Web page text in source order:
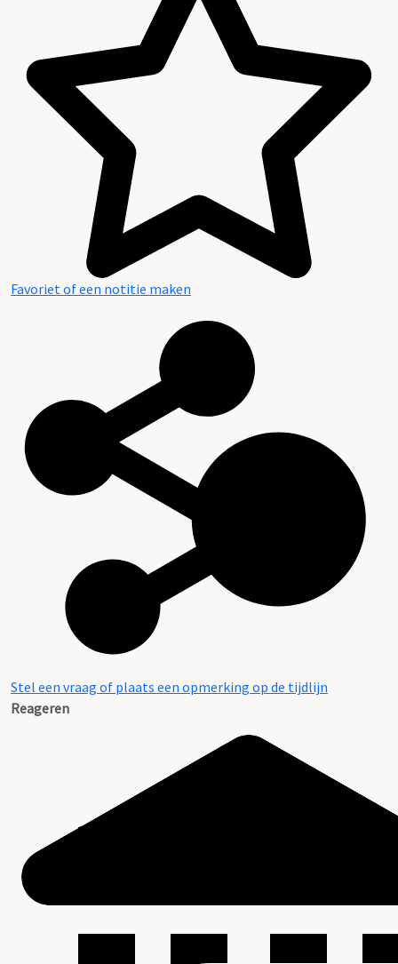
Favoriet of een notitie maken
Stel een vraag of plaats een opmerking op de tijdlijn
Reageren